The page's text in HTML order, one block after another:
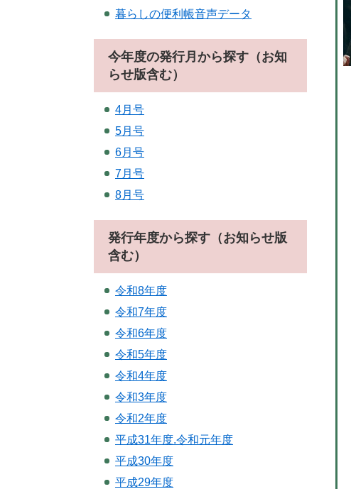
暮らしの便利帳音声データ
今年度の発行月から探す（お知
らせ版含む）
4月号
5月号
6月号
7月号
8月号
発行年度から探す（お知らせ版
含む）
令和8年度
令和7年度
令和6年度
令和5年度
令和4年度
令和3年度
令和2年度
平成31年度.令和元年度
平成30年度
平成29年度